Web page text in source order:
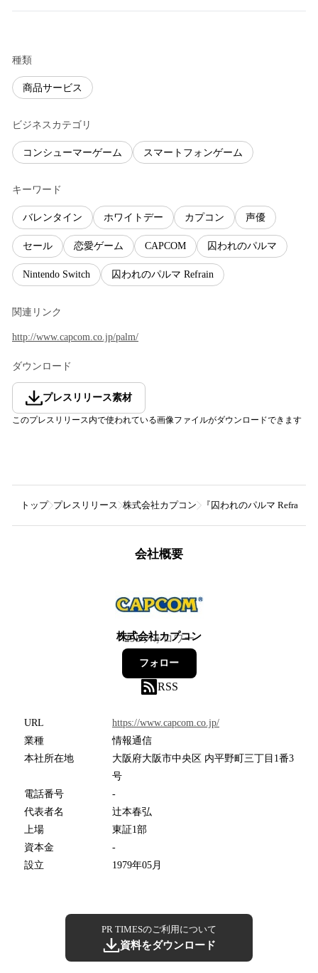
種類
商品サービス
ビジネスカテゴリ
コンシューマーゲーム スマートフォンゲーム
キーワード
バレンタイン ホワイトデー カプコン 声優
セール 恋愛ゲーム CAPCOM 囚われのパルマ
Nintendo Switch 囚われのパルマ Refrain
関連リンク
http://www.capcom.co.jp/palm/
ダウンロード
プレスリリース素材
このプレスリリース内で使われている画像ファイルがダウンロードできます
トップ プレスリリース 株式会社カプコン 『囚われのパルマ Refrain
会社概要
株式会社カプコン
295フォロワー
フォロー
RSS
URL
https://www.capcom.co.jp/
業種
情報通信
本社所在地
大阪府大阪市中央区 内平野町三丁目1番3
号
電話番号
-
代表者名
辻本春弘
上場
東証1部
資本金
-
設立
1979年05月
PR TIMESのご利用について
資料をダウンロード